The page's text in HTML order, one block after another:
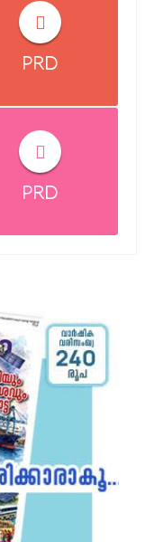
PRD
PRD